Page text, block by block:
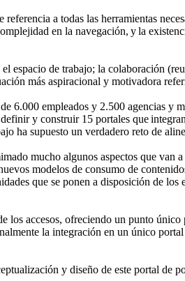
a todas las herramientas
en la navegación, y la
espacio de trabajo; la colaboración
más aspiracional y motivadora
6.000 empleados y 2.500 agencias y
y construir 15 portales que
ha supuesto un verdadero reto de
mucho algunos aspectos que
modelos de consumo de
que se ponen a disposición de
accesos, ofreciendo un punto
la integración en un único
y diseño de este portal de